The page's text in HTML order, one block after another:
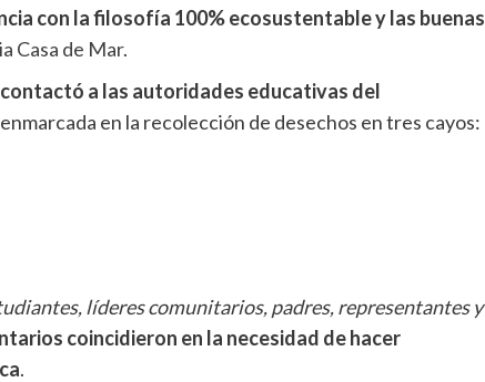
con la filosofía 100% ecosustentable y las buenas
Casa de Mar.
a las autoridades educativas del
en la recolección de desechos en tres cayos:
líderes comunitarios, padres, representantes y
coincidieron en la necesidad de hacer
.